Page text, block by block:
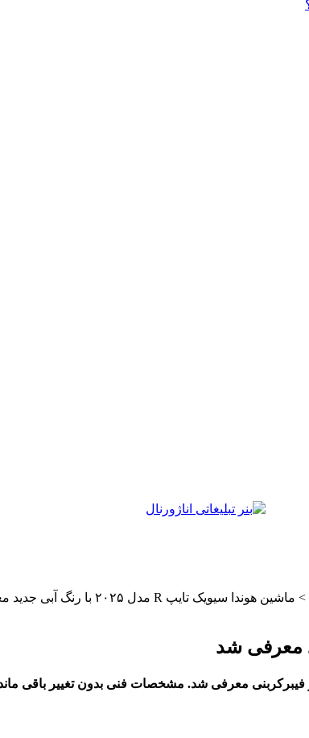
> ماشین هوندا سیویک تایپ R مدل ۲۰۲۵ با رنگ آبی جدید معرفی شد